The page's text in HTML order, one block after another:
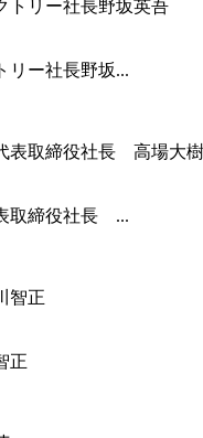
リー社長野坂...
取締役社長 ...
正